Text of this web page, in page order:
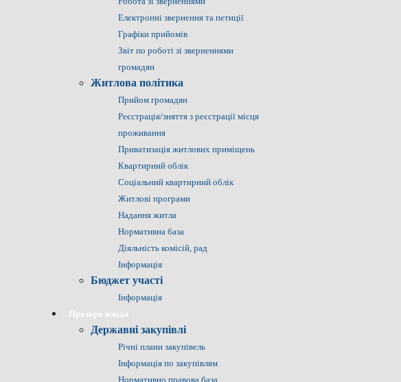
Електронні звернення та петиції
Графіки прийомів
Звіт по роботі зі зверненнями
громадян
Житлова політика
Прийом громадян
Реєстрація/зняття з реєстрації місця
проживання
Приватизація житлових приміщень
Квартирний облік
Соціальний квартирний облік
Житлові програми
Надання житла
Нормативна база
Діяльність комісій, рад
Інформація
Бюджет участі
Інформація
Прозора влада
Державні закупівлі
Річні плани закупівель
Інформація по закупівлям
Нормативно правова база